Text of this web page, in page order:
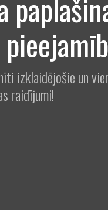
izklaidējošie un
raidījumi!